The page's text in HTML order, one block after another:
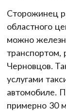
Сторожинец
областного
можно
транспортом,
Черновцов.
услугами
автомобиле.
примерно 30